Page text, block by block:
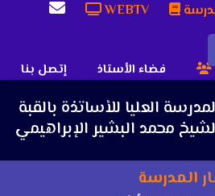
WEBTV
إتصل بنا فضاء الأستاذ
المدرسة